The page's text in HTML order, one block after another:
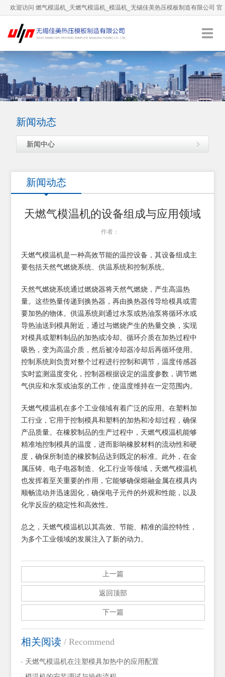
欢迎访问 燃气模温机_天燃气模温机_模温机_无锡佳美热压模板制造有限公司 官
方网站！
服务热线：0510-66892036 加入收藏
新闻动态
新闻中心
新闻动态
天燃气模温机的设备组成与应用领域
作者：
天燃气模温机是一种高效节能的温控设备，其设备组成主
要包括天然气燃烧系统、供温系统和控制系统。
天然气燃烧系统通过燃烧器将天然气燃烧，产生高温热
量。这些热量传递到换热器，再由换热器传导给模具或需
要加热的物体。供温系统则通过水泵或热油泵将循环水或
导热油送到模具附近，通过与燃烧产生的热量交换，实现
对模具或塑料制品的加热或冷却。循环介质在加热过程中
吸热，变为高温介质，然后被冷却器冷却后再循环使用。
控制系统则负责对整个过程进行控制和调节，温度传感器
实时监测温度变化，控制器根据设定的温度参数，调节燃
气供应和水泵或油泵的工作，使温度维持在一定范围内。
天燃气模温机在多个工业领域有着广泛的应用。在塑料加
工行业，它用于控制模具和塑料的加热和冷却过程，确保
产品质量。在橡胶制品的生产过程中，天燃气模温机能够
精准地控制模具的温度，进而影响橡胶材料的流动性和硬
度，确保所制造的橡胶制品达到既定的标准。此外，在金
属压铸、电子电器制造、化工行业等领域，天燃气模温机
也发挥着至关重要的作用，它能够确保熔融金属在模具内
顺畅流动并迅速固化，确保电子元件的外观和性能，以及
化学反应的稳定性和高效性。
总之，天燃气模温机以其高效、节能、精准的温控特性，
为多个工业领域的发展注入了新的动力。
上一篇
返回顶部
下一篇
相关阅读 / Recommend
天燃气模温机在注塑模具加热中的应用配置